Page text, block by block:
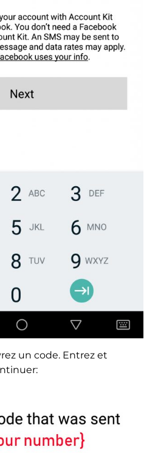
un code. Entrez et